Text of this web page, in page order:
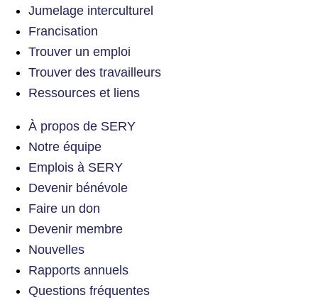
Jumelage interculturel
Francisation
Trouver un emploi
Trouver des travailleurs
Ressources et liens
À propos de SERY
Notre équipe
Emplois à SERY
Devenir bénévole
Faire un don
Devenir membre
Nouvelles
Rapports annuels
Questions fréquentes